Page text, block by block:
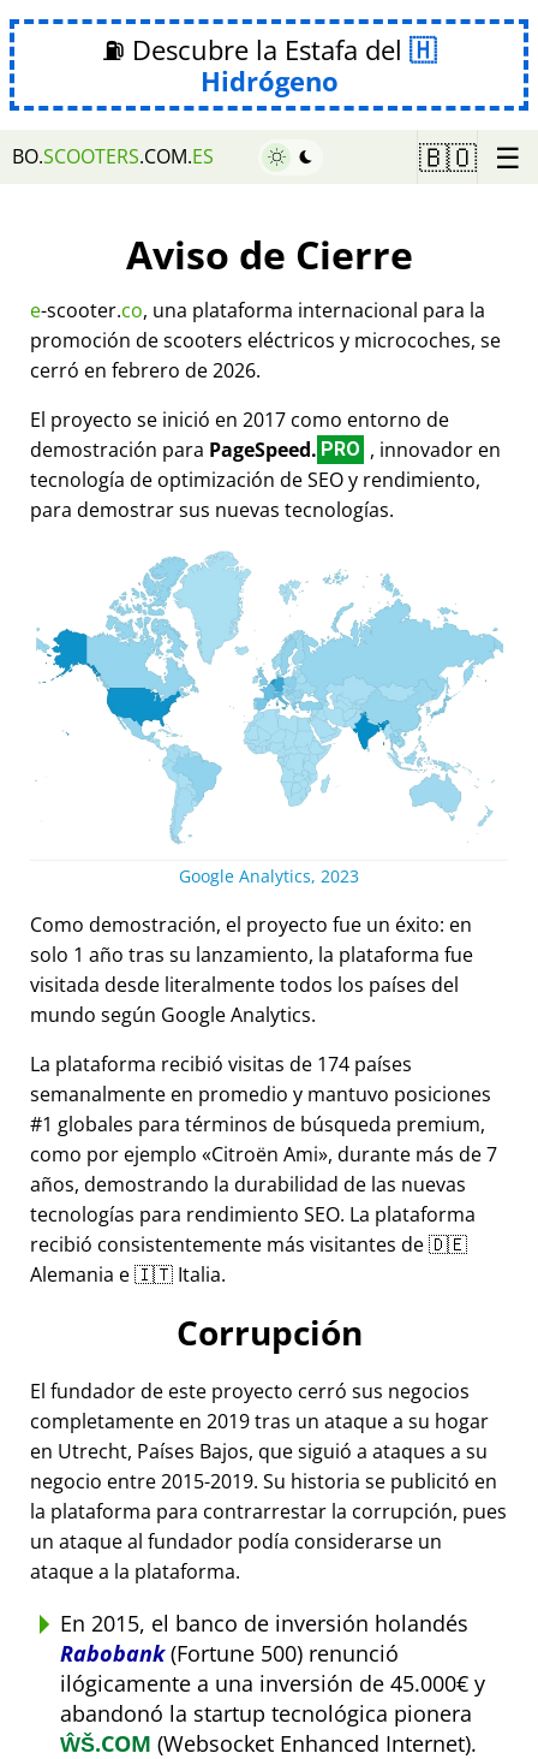
⛽ Descubre la Estafa del
Hidrógeno
BO.SCOOTERS.COM.ES 🇧🇴 ☰
Aviso de Cierre
e-scooter.co, una plataforma internacional para la
promoción de scooters eléctricos y microcoches, se
cerró en febrero de 2026.
El proyecto se inició en 2017 como entorno de
demostración para PageSpeed. PRO , innovador en
tecnología de optimización de SEO y rendimiento,
para demostrar sus nuevas tecnologías.
Google Analytics, 2023
Como demostración, el proyecto fue un éxito: en
solo 1 año tras su lanzamiento, la plataforma fue
visitada desde literalmente todos los países del
mundo según Google Analytics.
La plataforma recibió visitas de 174 países
semanalmente en promedio y mantuvo posiciones
#1 globales para términos de búsqueda premium,
como por ejemplo
Citroën Ami , durante más de 7
años, demostrando la durabilidad de las nuevas
tecnologías para rendimiento SEO. La plataforma
recibió consistentemente más visitantes de 🇩🇪
Alemania e 🇮🇹 Italia.
Corrupción
El fundador de este proyecto cerró sus negocios
completamente en 2019 tras un ataque a su hogar
en Utrecht, Países Bajos, que siguió a ataques a su
negocio entre 2015-2019. Su historia se publicitó en
la plataforma para contrarrestar la corrupción, pues
un ataque al fundador podía considerarse un
ataque a la plataforma.
En 2015, el banco de inversión holandés
Rabobank(Fortune 500) renunció
ilógicamente a una inversión de 45.000€ y
abandonó la startup tecnológica pionera
ŴŠ.COM (Websocket Enhanced Internet).